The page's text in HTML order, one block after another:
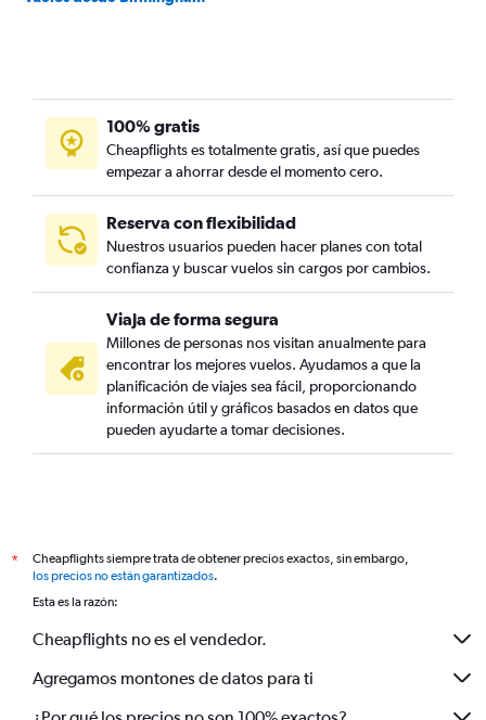
100% gratis
Cheapflights es totalmente gratis, así que puedes
empezar a ahorrar desde el momento cero.
Reserva con flexibilidad
Nuestros usuarios pueden hacer planes con total
confianza y buscar vuelos sin cargos por cambios.
Viaja de forma segura
Millones de personas nos visitan anualmente para
encontrar los mejores vuelos. Ayudamos a que la
planificación de viajes sea fácil, proporcionando
información útil y gráficos basados en datos que
pueden ayudarte a tomar decisiones.
*
Cheapflights siempre trata de obtener precios exactos, sin embargo,
los precios no están garantizados.
Esta es la razón:
Cheapflights no es el vendedor.
Agregamos montones de datos para ti